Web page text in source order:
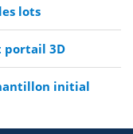
lots
portail 3D
initial